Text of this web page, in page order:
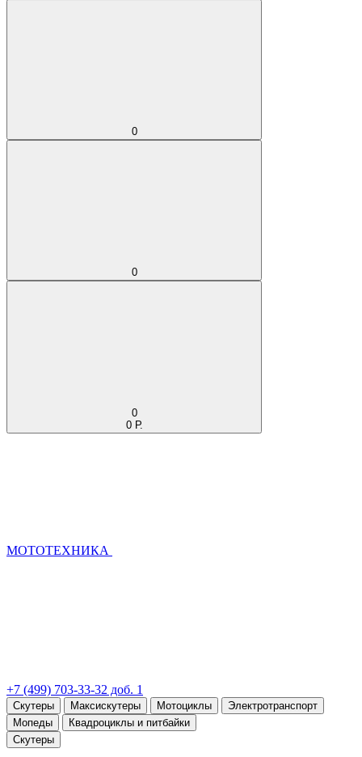
0
0
0
0 Р.
МОТОТЕХНИКА
+7 (499) 703-33-32 доб. 1
Скутеры Максискутеры Мотоциклы
Электротранспорт
Мопеды
Квадроциклы и питбайки
Скутеры